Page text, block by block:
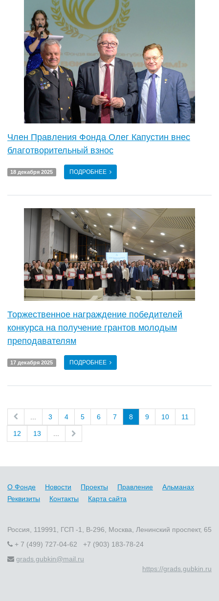
Член Правления Фонда Олег Капустин внес
благотворительный взнос
18 декабря 2025 ПОДРОБНЕЕ
Торжественное награждение победителей
конкурса на получение грантов молодым
преподавателям
17 декабря 2025 ПОДРОБНЕЕ
3 4 5 6 7 8 9 10 11
12 13
О Фонде Новости Проекты Правление
Альманах
Реквизиты
Контакты Карта сайта
Россия, 119991, ГСП -1, В-296, Москва, Ленинский проспект, 65
+ 7 (499) 727-04-62 +7 (903) 183-78-24
grads.gubkin@mail.ru
https://grads.gubkin.ru